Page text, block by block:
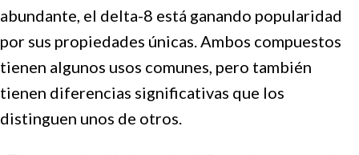
abundante, el delta-8 está ganando popularidad
por sus propiedades únicas. Ambos compuestos
tienen algunos usos comunes, pero también
tienen diferencias significativas que los
distinguen unos de otros.